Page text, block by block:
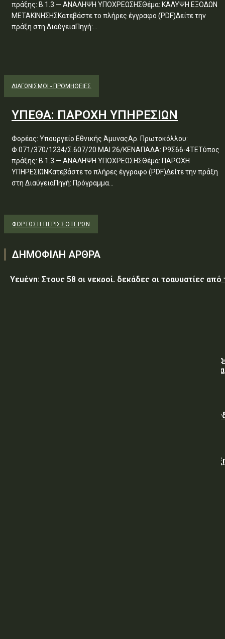
πράξης: Β.1.3 — ΑΝΑΛΗΨΗ ΥΠΟΧΡΕΩΣΗΣΘέμα: ΚΑΛΥΨΗ ΕΞΟΔΩΝ
ΜΕΤΑΚΙΝΗΣΗΣΚατεβάστε το πλήρες έγγραφο (PDF)Δείτε την
πράξη στη ΔιαύγειαΠηγή:...
ΔΙΑΓΩΝΙΣΜΟΊ - ΠΡΟΜΉΘΕΙΕΣ
ΥΠΕΘΑ: ΠΑΡΟΧΗ ΥΠΗΡΕΣΙΩΝ
Φορέας: Υπουργείο Εθνικής ΆμυναςΑρ. Πρωτοκόλλου:
Φ.071/370/1234/Σ.607/20 ΜΑΙ 26/ΚΕΝΑΠΑΔΑ: Ρ9Σ66-4ΤΕΤύπος
πράξης: Β.1.3 — ΑΝΑΛΗΨΗ ΥΠΟΧΡΕΩΣΗΣΘέμα: ΠΑΡΟΧΗ
ΥΠΗΡΕΣΙΩΝΚατεβάστε το πλήρες έγγραφο (PDF)Δείτε την πράξη
στη ΔιαύγειαΠηγή: Πρόγραμμα...
ΦΌΡΤΩΣΗ ΠΕΡΙΣΣΟΤΈΡΩΝ
ΔΗΜΟΦΙΛΗ ΑΡΘΡΑ
Υεμένη: Στους 58 οι νεκροί, δεκάδες οι τραυματίες από
ΥΠ.ΠΡΟ.ΠΟ.: Απευθείας ανάθεση συμφωνίας για την
υπηρεσιών κλειδαρά για τη σφράγιση οικίας στα Μέγαρα
Γαλλική «ψήφος εμπιστοσύνης» στην ηλεκτρική
Viohalco: Εκτόξευση 62% στα κέρδη και ισχυρή